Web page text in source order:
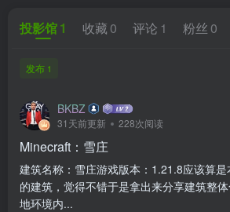
投影馆1 收藏 0 评论 1 粉丝 0
发布 1
BKBZ
31天前更新 228次阅读
Minecraft：雪庄
建筑名称：雪庄游戏版本：1.21.8应该算
的建筑，觉得不错于是拿出来分享建筑整
地环境内...